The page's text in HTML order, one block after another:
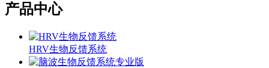
产品中心
HRV生物反馈系统